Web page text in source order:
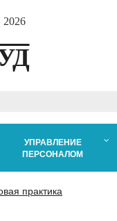
2026
УПРАВЛЕНИЕ
ПЕРСОНАЛОМ
практика